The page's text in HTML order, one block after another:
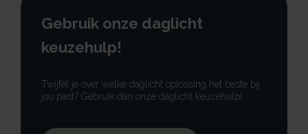
Gebruik onze daglicht
keuzehulp!
Twijfel je over welke daglicht oplossing het beste bij
jou past? Gebruik dan onze daglicht keuzehulp!